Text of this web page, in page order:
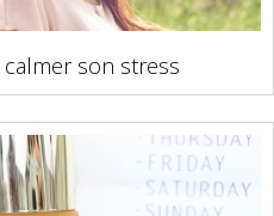
son stress